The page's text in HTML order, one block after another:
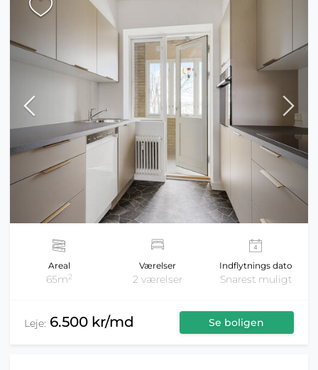
Areal
65m2
Værelser
2 værelser
Indflytnings dato
Snarest muligt
Leje: 6.500 kr/md Se boligen